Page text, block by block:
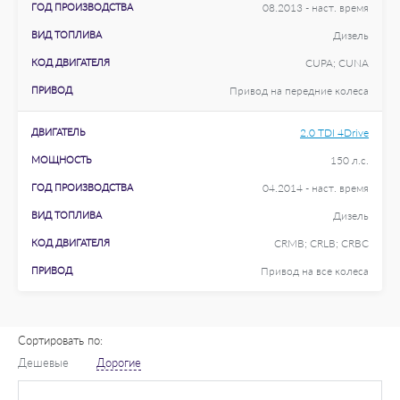
ГОД ПРОИЗВОДСТВА 08.2013 - наст. время
ВИД ТОПЛИВА Дизель
КОД ДВИГАТЕЛЯ CUPA; CUNA
ПРИВОД Привод на передние колеса
ДВИГАТЕЛЬ 2.0 TDI 4Drive
МОЩНОСТЬ 150 л.с.
ГОД ПРОИЗВОДСТВА 04.2014 - наст. время
ВИД ТОПЛИВА Дизель
КОД ДВИГАТЕЛЯ CRMB; CRLB; CRBC
ПРИВОД Привод на все колеса
Сортировать по:
Дешевые
Дорогие